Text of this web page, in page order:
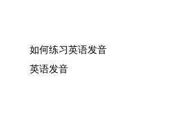
如何练习英语发音
英语发音